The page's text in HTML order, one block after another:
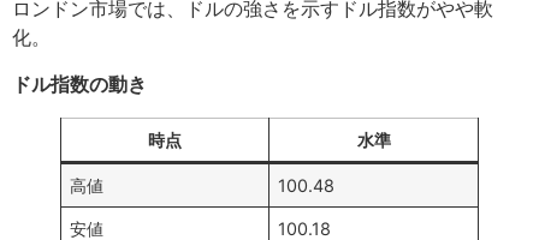
ロンドン市場では、ドルの強さを示すドル指数がやや軟
化。
ドル指数の動き
時点 水準
高値 100.48
安値 100.18